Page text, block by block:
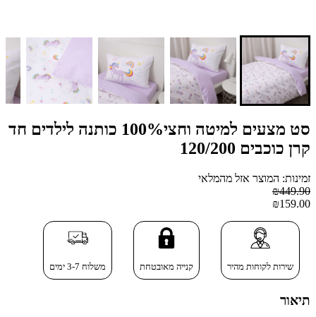
סט מצעים למיטה וחצי100% כותנה לילדים חד
קרן כוכבים 120/200
זמינות: המוצר אזל מהמלאי
₪449.90
₪159.00
שירות לקוחות מהיר קנייה מאובטחת משלוח 3-7 ימים
תיאור